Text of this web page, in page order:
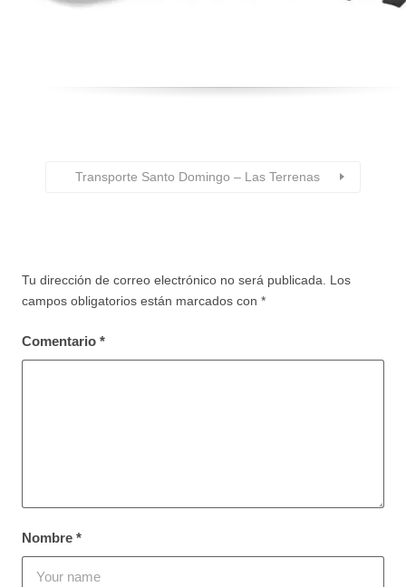
Transporte Santo Domingo – Las Terrenas
Tu dirección de correo electrónico no será publicada.
Los
campos obligatorios están marcados con *
Comentario *
Nombre *